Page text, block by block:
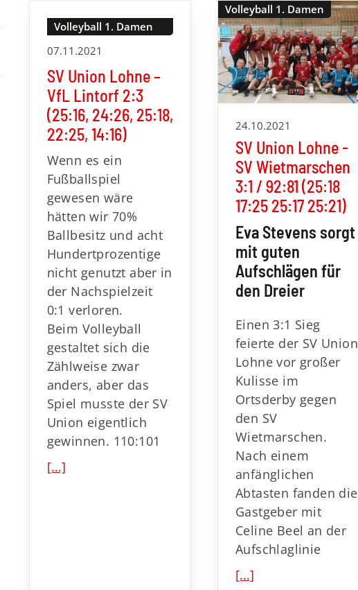
Volleyball 1. Damen
07.11.2021
SV Union Lohne –
VfL Lintorf 2:3
(25:16, 24:26, 25:18,
22:25, 14:16)
Wenn es ein
Fußballspiel
gewesen wäre
hätten wir 70%
Ballbesitz und acht
Hundertprozentige
nicht genutzt aber in
der Nachspielzeit
0:1 verloren.
Beim Volleyball
gestaltet sich die
Zählweise zwar
anders, aber das
Spiel musste der SV
Union eigentlich
gewinnen. 110:101
[...]
Volleyball 1. Damen
24.10.2021
SV Union Lohne -
SV Wietmarschen
3:1 / 92:81 (25:18
17:25 25:17 25:21)
Eva Stevens sorgt
mit guten
Aufschlägen für
den Dreier
Einen 3:1 Sieg
feierte der SV Union
Lohne vor großer
Kulisse im
Ortsderby gegen
den SV
Wietmarschen.
Nach einem
anfänglichen
Abtasten fanden die
Gastgeber mit
Celine Beel an der
Aufschlaglinie
[...]